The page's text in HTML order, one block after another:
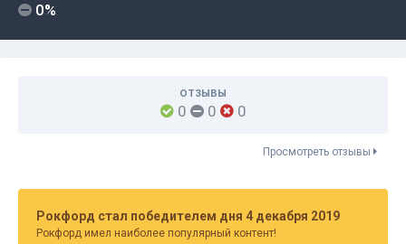
0%
ОТЗЫВЫ
0 0 0
Просмотреть отзывы
Рокфорд стал победителем дня 4 декабря 2019
Рокфорд имел наиболее популярный контент!